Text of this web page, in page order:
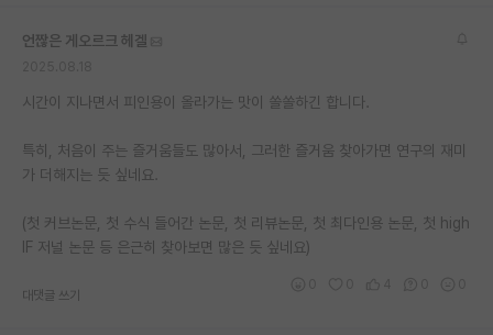
언짢은 게오르크 헤겔
시간이 지나면서 피인용이 올라가는 맛이 쏠쏠하긴 합니다.
특히, 처음이 주는 즐거움들도 많아서, 그러한 즐거움 찾아가면 연구의 재미
가 더해지는 듯 싶네요.
(첫 커브논문, 첫 수식 들어간 논문, 첫 리뷰논문, 첫 최다인용 논문, 첫 high
IF 저널 논문 등 은근히 찾아보면 많은 듯 싶네요)
대댓글 쓰기